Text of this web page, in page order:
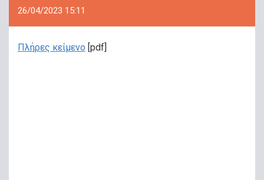
26/04/2023 15:11
Πλήρες κείμενο [pdf]